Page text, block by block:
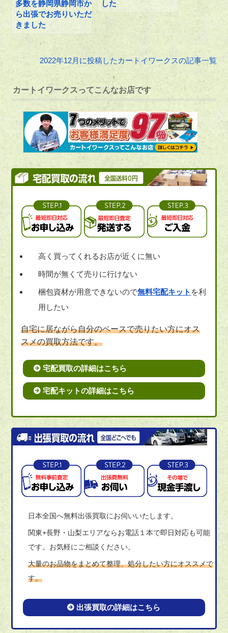
多数を静岡県静岡市か
ら出張でお売りいただ
きました
した
2022年12月に投稿したカートイワークスの記事一覧
カートイワークスってこんなお店です
高く買ってくれるお店が近くに無い
時間が無くて売りに行けない
梱包資材が用意できないので無料宅配キット を利
用したい
自宅に居ながら自分のペースで売りたい方にオス
スメの買取方法です。
宅配買取の詳細はこちら
宅配キットの詳細はこちら
日本全国へ無料出張買取にお伺いいたします。
関東+長野・山梨エリアならお電話１本で即日対応も可能
です。お気軽にご相談ください。
大量のお品物をまとめて整理、処分したい方にオススメで
す。
出張買取の詳細はこちら